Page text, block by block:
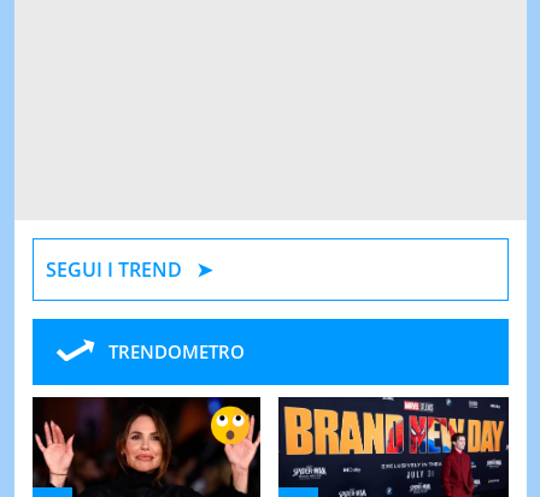
SEGUI I TREND
TRENDOMETRO